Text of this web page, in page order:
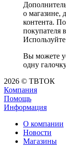
о магазине,
контента.
покупателя
Вы можете
одну
2026 © ТВТОК
Компания
Помощь
Информация
О компании
Новости
Магазины